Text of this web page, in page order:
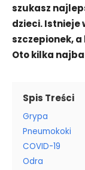
szukasz
dzieci. Istnieje
szczepionek,
Oto kilka
Spis Treści
Grypa
Pneumokoki
COVID-19
Odra